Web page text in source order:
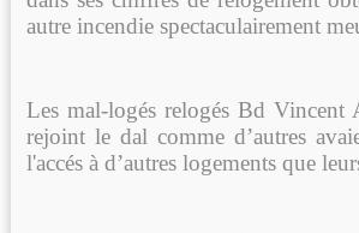
autre incendie spectaculairement
Les mal-logés relogés Bd Vincent
rejoint le dal comme d’autres
l'accés à d’autres logements que